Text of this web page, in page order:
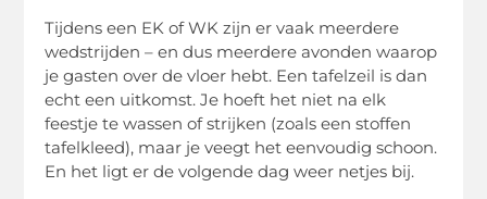
Tijdens een EK of WK zijn er vaak meerdere
wedstrijden – en dus meerdere avonden waarop
je gasten over de vloer hebt. Een tafelzeil is dan
echt een uitkomst. Je hoeft het niet na elk
feestje te wassen of strijken (zoals een stoffen
tafelkleed), maar je veegt het eenvoudig schoon.
En het ligt er de volgende dag weer netjes bij.